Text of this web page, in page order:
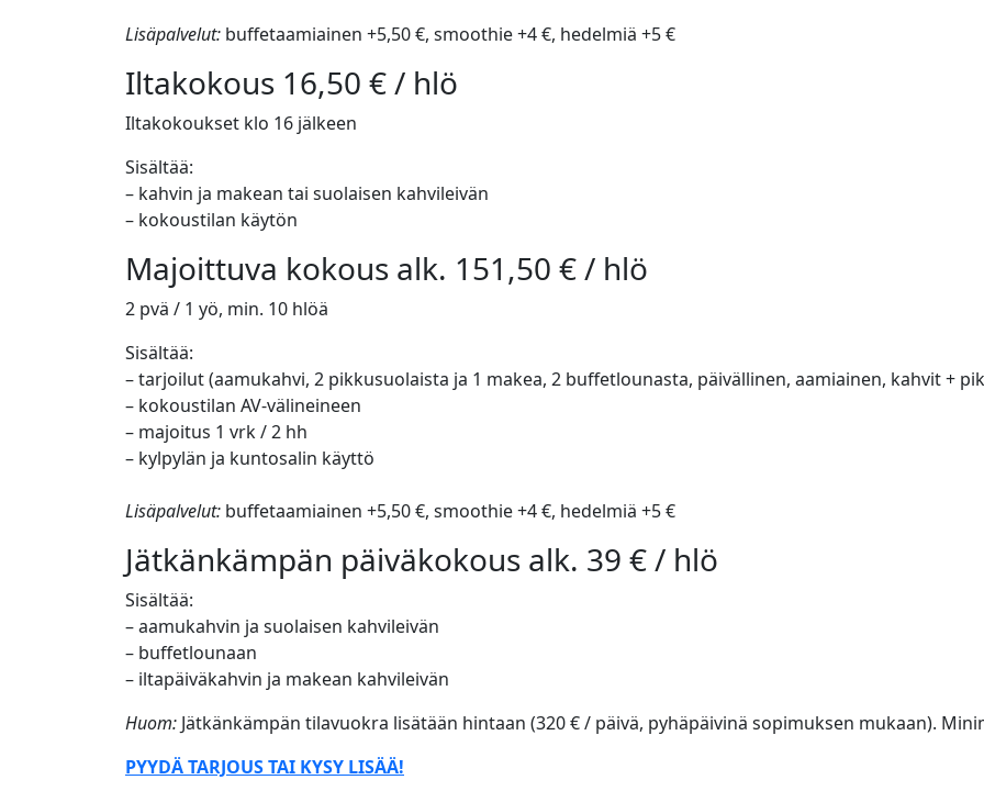
Lisäpalvelut: buffetaamiainen +5,50 €, smoothie +4 €, hedelmiä +5 €
Iltakokous 16,50 € / hlö
Iltakokoukset klo 16 jälkeen
Sisältää:
– kahvin ja makean tai suolaisen kahvileivän
– kokoustilan käytön
Majoittuva kokous alk. 151,50 € / hlö
2 pvä / 1 yö, min. 10 hlöä
Sisältää:
– tarjoilut (aamukahvi, 2 pikkusuolaista ja 1 makea, 2 buffetlounasta, päivällinen, aamiainen, kahvit +
– kokoustilan AV-välineineen
– majoitus 1 vrk / 2 hh
– kylpylän ja kuntosalin käyttö
Lisäpalvelut: buffetaamiainen +5,50 €, smoothie +4 €, hedelmiä +5 €
Jätkänkämpän päiväkokous alk. 39 € / hlö
Sisältää:
– aamukahvin ja suolaisen kahvileivän
– buffetlounaan
– iltapäiväkahvin ja makean kahvileivän
Huom: Jätkänkämpän tilavuokra lisätään hintaan (320 € / päivä, pyhäpäivinä sopimuksen mukaan).
PYYDÄ TARJOUS TAI KYSY LISÄÄ!